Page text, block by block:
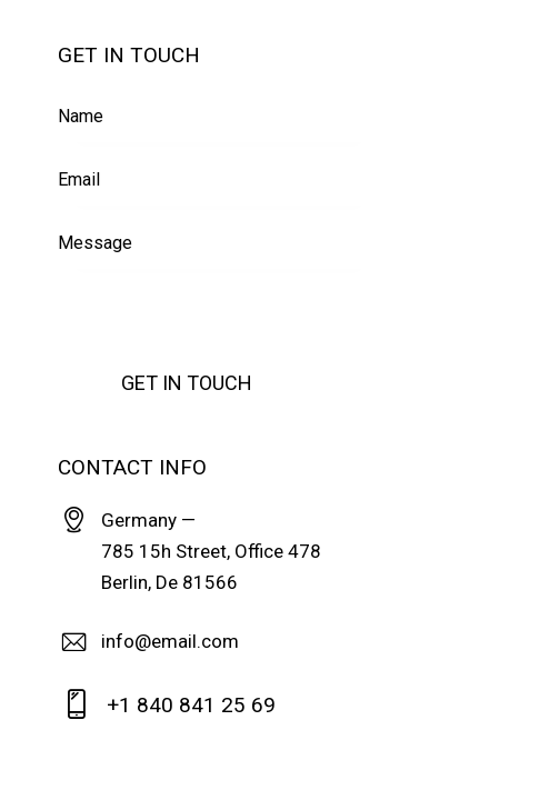
GET IN TOUCH
CONTACT INFO
Germany —
785 15h Street, Office 478
Berlin, De 81566
info@email.com
+1 840 841 25 69